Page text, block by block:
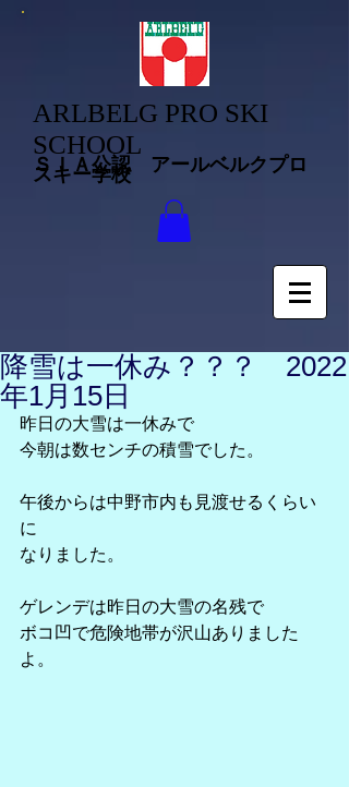
ARLBELG PRO SKI
SCHOOL
ＳＩＡ公認 アールベルクプロ
スキー学校
降雪は一休み？？？ 2022
年1月15日
昨日の大雪は一休みで
今朝は数センチの積雪でした。
午後からは中野市内も見渡せるくらい
に
なりました。
ゲレンデは昨日の大雪の名残で
ボコ凹で危険地帯が沢山ありました
よ。